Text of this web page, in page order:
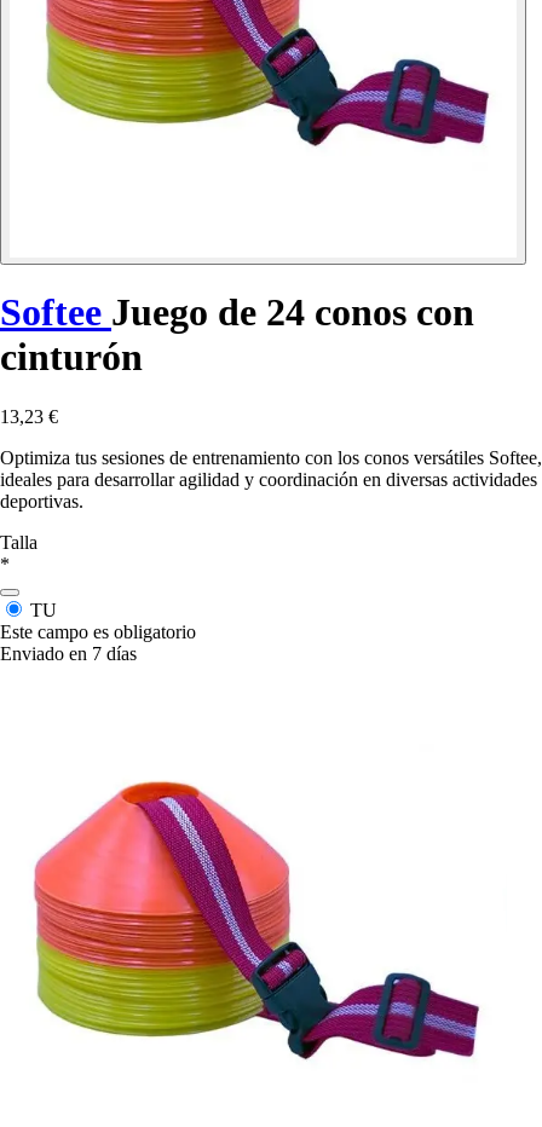
Softee Juego de 24 conos con
cinturón
13,23 €
Optimiza tus sesiones de entrenamiento con los conos versátiles Softee,
ideales para desarrollar agilidad y coordinación en diversas actividades
deportivas.
Talla
*
TU
Este campo es obligatorio
Enviado en 7 días